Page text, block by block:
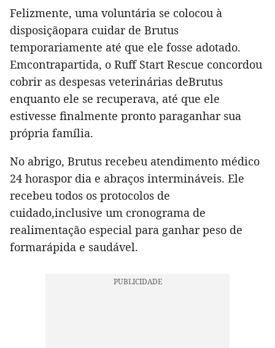
Felizmente, uma voluntária se colocou à
disposiçãopara cuidar de Brutus
temporariamente até que ele fosse adotado.
Emcontrapartida, o Ruff Start Rescue concordou
cobrir as despesas veterinárias deBrutus
enquanto ele se recuperava, até que ele
estivesse finalmente pronto paraganhar sua
própria família.
No abrigo, Brutus recebeu atendimento médico
24 horaspor dia e abraços intermináveis. Ele
recebeu todos os protocolos de
cuidado,inclusive um cronograma de
realimentação especial para ganhar peso de
formarápida e saudável.